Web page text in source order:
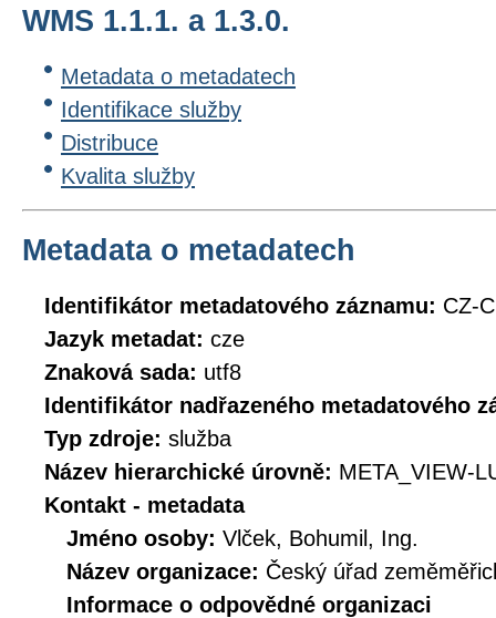
WMS 1.1.1. a 1.3.0.
Metadata o metadatech
Identifikace služby
Distribuce
Kvalita služby
Metadata o metadatech
Identifikátor metadatového záznamu: CZ-
Jazyk metadat: cze
Znaková sada: utf8
Identifikátor nadřazeného metadatového
Typ zdroje: služba
Název hierarchické úrovně: META_VIEW-
Kontakt - metadata
Jméno osoby: Vlček, Bohumil, Ing.
Název organizace: Český úřad
Informace o odpovědné organizaci